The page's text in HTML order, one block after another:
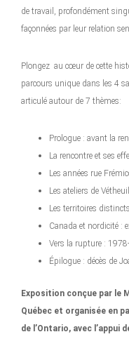
de travail, profondément
façonnées par leur relation
Plongez au cœur de cette
parcours unique dans les 4
articulé autour de 7 thèmes:
Prologue : avant la
La rencontre et ses
Les années rue
Les ateliers de
Les territoires
Canada et nordicité :
Vers la rupture :
Épilogue : décès de
Exposition conçue par le
Québec et organisée en
de l’Ontario, avec l’appui